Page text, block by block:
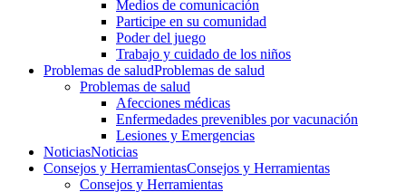
Medios de comunicación
Participe en su comunidad
Poder del juego
Trabajo y cuidado de los niños
Problemas de saludProblemas de salud
Problemas de salud
Afecciones médicas
Enfermedades prevenibles por vacunación
Lesiones y Emergencias
NoticiasNoticias
Consejos y HerramientasConsejos y Herramientas
Consejos y Herramientas